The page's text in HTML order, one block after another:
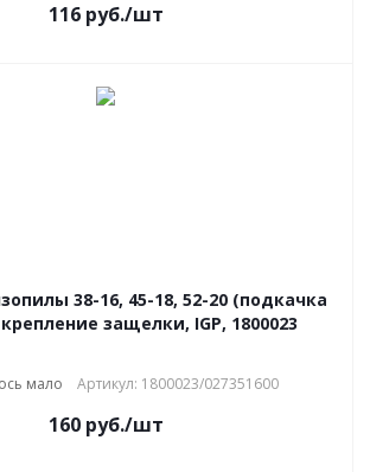
116руб./шт
38-16, 45-18, 52-20 (подкачка
защелки, IGP, 1800023
мало Артикул: 1800023/027351600
160руб./шт